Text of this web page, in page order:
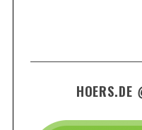
HOERS.DE